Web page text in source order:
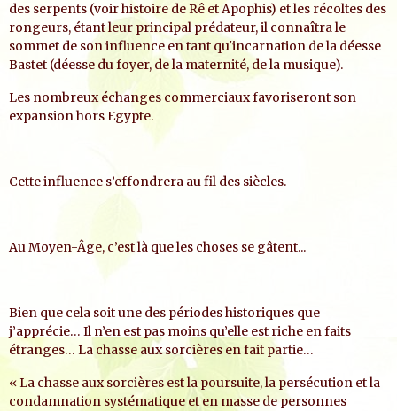
des serpents (voir histoire de Rê et Apophis) et les récoltes des
rongeurs, étant leur principal prédateur, il connaîtra le
sommet de son influence en tant qu'incarnation de la déesse
Bastet (déesse du foyer, de la maternité, de la musique).
Les nombreux échanges commerciaux favoriseront son
expansion hors Egypte.
Cette influence s’effondrera au fil des siècles.
Au Moyen-Âge, c’est là que les choses se gâtent...
Bien que cela soit une des périodes historiques que
j’apprécie… Il n’en est pas moins qu’elle est riche en faits
étranges… La chasse aux sorcières en fait partie…
« La chasse aux sorcières est la poursuite, la persécution et la
condamnation systématique et en masse de personnes